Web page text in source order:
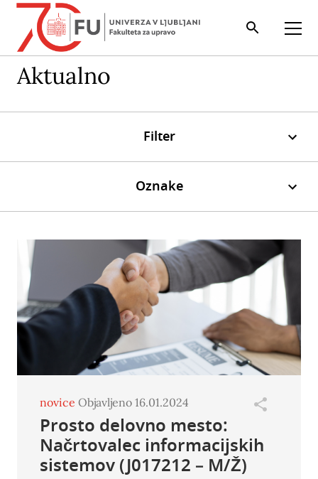
Iskalnik Odpri
Aktualno
Filter
Oznake
novice Objavljeno 16.01.2024
Prosto delovno mesto:
Načrtovalec informacijskih
sistemov (J017212 – M/Ž)